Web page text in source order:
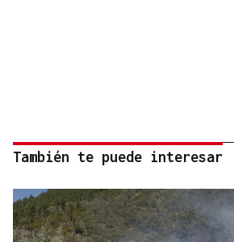
También te puede interesar